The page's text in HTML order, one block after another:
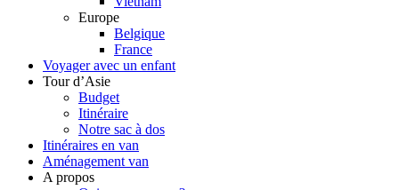
Europe
Belgique
France
Voyager avec un enfant
Tour d’Asie
Budget
Itinéraire
Notre sac à dos
Itinéraires en van
Aménagement van
A propos